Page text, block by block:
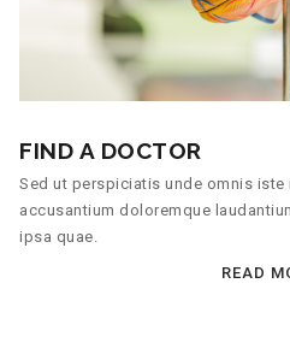
FIND A DOCTOR
Sed ut perspiciatis unde omnis
accusantium doloremque
ipsa quae.
READ